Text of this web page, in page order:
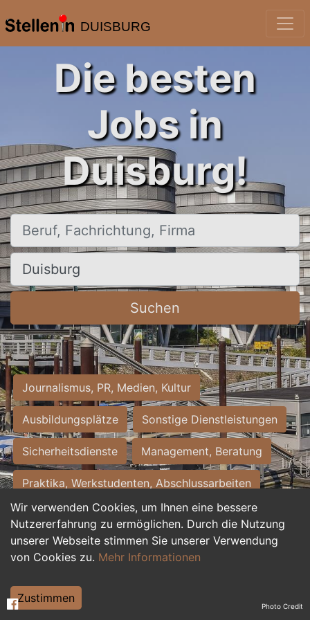
DUISBURG
Wir verwenden Cookies, um Ihnen eine bessere
Nutzererfahrung zu ermöglichen. Durch die Nutzung
unserer Webseite stimmen Sie unserer Verwendung
von Cookies zu. Mehr Informationen
Zustimmen
Die besten
Jobs in
Duisburg!
Beruf, Fachrichtung, Firma
Ort, Stadt
Suchen
Journalismus, PR, Medien, Kultur
Ausbildungsplätze Sonstige Dienstleistungen
Sicherheitsdienste Management, Beratung
Praktika, Werkstudenten, Abschlussarbeiten
Personalwesen Assistenz, Sekretariat
Hilfskräfte, Aushilfs- und Nebenjobs
Weiterbildung, Studium, duale Ausbildung Photo Credit